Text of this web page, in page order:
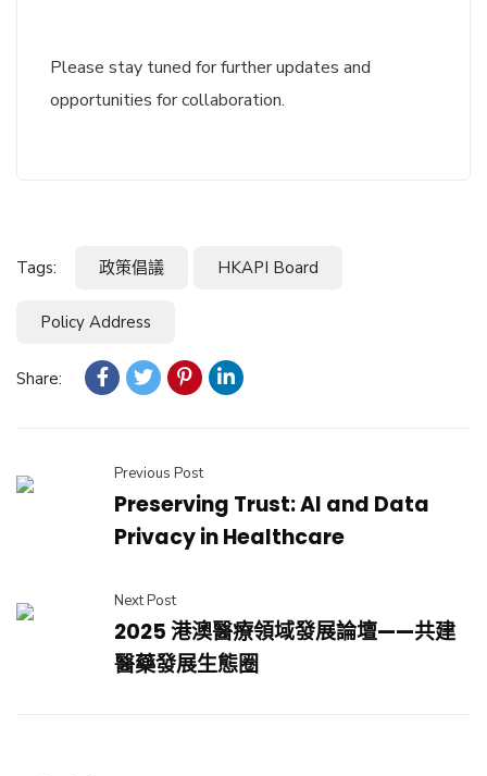
Please stay tuned for further updates and
opportunities for collaboration.
Tags: 政策倡議 HKAPI Board
Policy Address
Share:
Previous Post
Preserving Trust: AI and Data
Privacy in Healthcare
Next Post
2025 港澳醫療領域發展論壇——共建
醫藥發展生態圈